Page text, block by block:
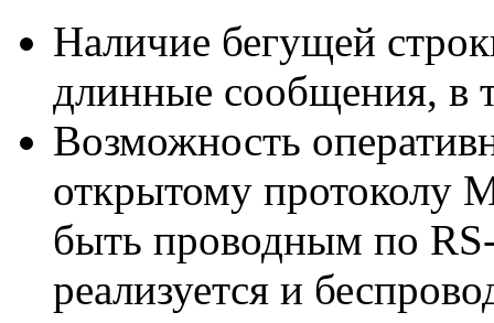
Наличие бегущей
длинные сообщения, в
Возможность
открытому протоколу
быть проводным по
реализуется и